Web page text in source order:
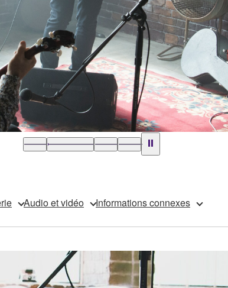
Audio et vidéo Informations connexes